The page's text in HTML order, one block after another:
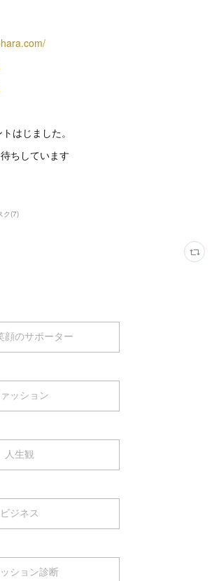
はじました。
ちしています
ク(7)
顔のサポーター
ッション
人生観
ビジネス
ション診断